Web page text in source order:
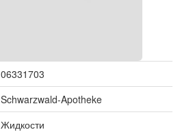
06331703
Schwarzwald-Apotheke
Жидкости